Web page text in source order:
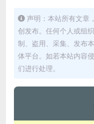
声明：本站所有文章
创发布。任何个人或组
制、盗用、采集、发布
体平台。如若本站内容
们进行处理。